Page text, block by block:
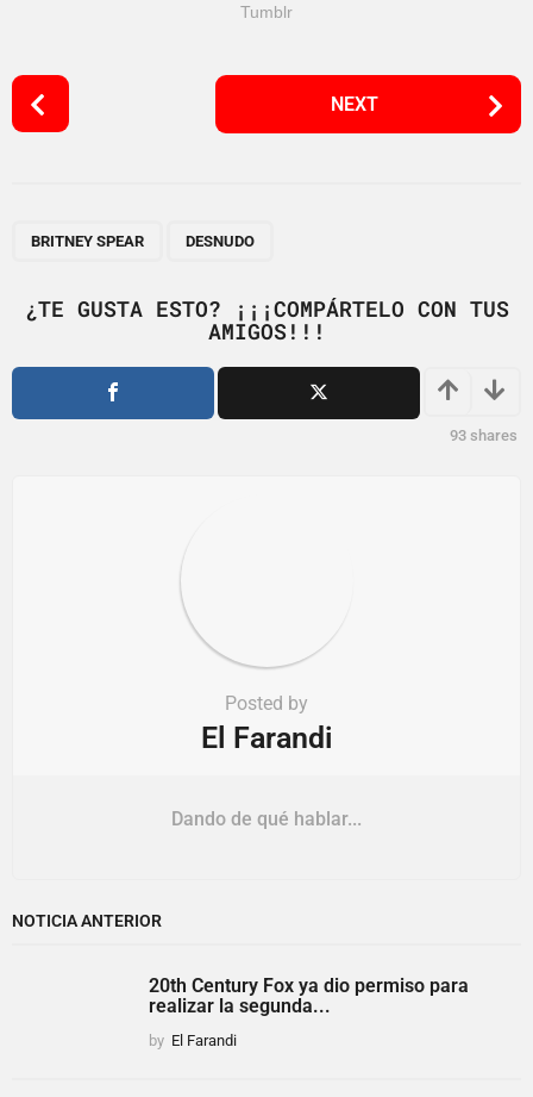
Tumblr
P
o
a
i
NEXT
BRITNEY SPEAR DESNUDO
¿TE GUSTA ESTO? ¡¡¡COMPÁRTELO CON TUS
AMIGOS!!!
93 shares
Posted by
El Farandi
Dando de qué hablar...
NOTICIA ANTERIOR
20th Century Fox ya dio permiso para
realizar la segunda...
by El Farandi